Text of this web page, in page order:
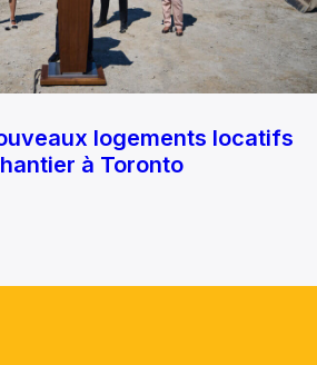
logements locatifs
à Toronto